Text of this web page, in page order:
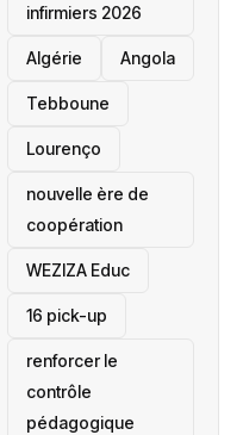
infirmiers 2026
‎Algérie Angola
Tebboune
Lourenço
nouvelle ère de
coopération
‎WEZIZA Educ
16 pick-up
renforcer le
contrôle
pédagogique